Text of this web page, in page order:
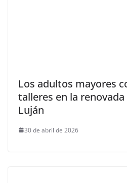
Los adultos mayores
talleres en la renovada
Luján
30 de abril de 2026